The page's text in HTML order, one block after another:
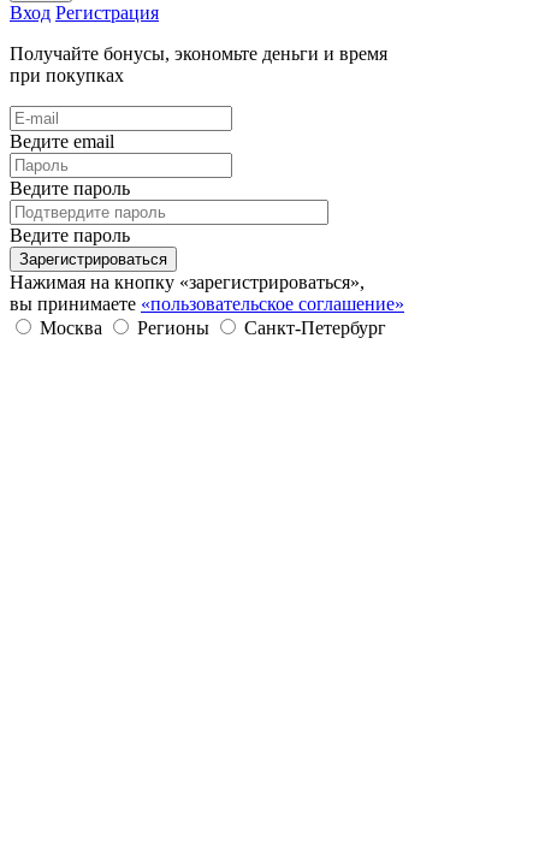
Вход Регистрация
Получайте бонусы, экономьте деньги и время
при покупках
Ведите email
Ведите пароль
Ведите пароль
Зарегистрироваться
Нажимая на кнопку «зарегистрироваться»,
вы принимаете «пользовательское соглашение»
Москва
Регионы Санкт-Петербург